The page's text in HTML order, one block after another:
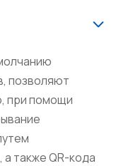
позволяют
при помощи
также QR-кода